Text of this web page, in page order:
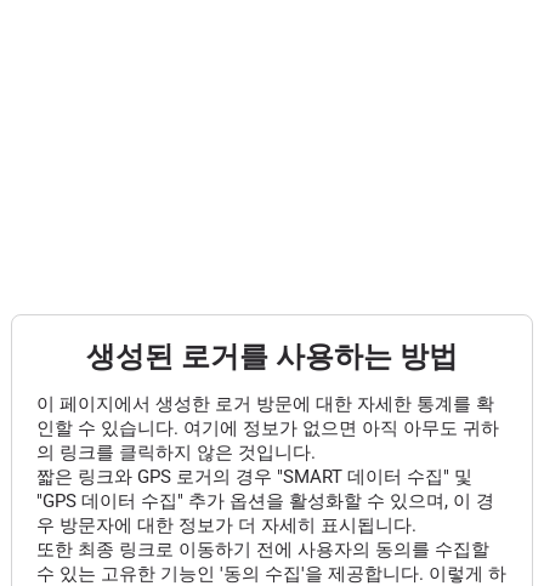
생성된 로거를 사용하는 방법
이 페이지에서 생성한 로거 방문에 대한 자세한 통계를 확
인할 수 있습니다. 여기에 정보가 없으면 아직 아무도 귀하
의 링크를 클릭하지 않은 것입니다.
짧은 링크와 GPS 로거의 경우 "SMART 데이터 수집" 및
"GPS 데이터 수집" 추가 옵션을 활성화할 수 있으며, 이 경
우 방문자에 대한 정보가 더 자세히 표시됩니다.
또한 최종 링크로 이동하기 전에 사용자의 동의를 수집할
수 있는 고유한 기능인 '동의 수집'을 제공합니다. 이렇게 하